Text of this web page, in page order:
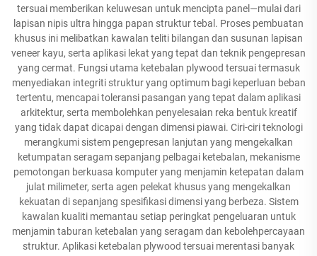
tersuai memberikan keluwesan untuk mencipta panel—mulai dari
lapisan nipis ultra hingga papan struktur tebal. Proses pembuatan
khusus ini melibatkan kawalan teliti bilangan dan susunan lapisan
veneer kayu, serta aplikasi lekat yang tepat dan teknik pengepresan
yang cermat. Fungsi utama ketebalan plywood tersuai termasuk
menyediakan integriti struktur yang optimum bagi keperluan beban
tertentu, mencapai toleransi pasangan yang tepat dalam aplikasi
arkitektur, serta membolehkan penyelesaian reka bentuk kreatif
yang tidak dapat dicapai dengan dimensi piawai. Ciri-ciri teknologi
merangkumi sistem pengepresan lanjutan yang mengekalkan
ketumpatan seragam sepanjang pelbagai ketebalan, mekanisme
pemotongan berkuasa komputer yang menjamin ketepatan dalam
julat milimeter, serta agen pelekat khusus yang mengekalkan
kekuatan di sepanjang spesifikasi dimensi yang berbeza. Sistem
kawalan kualiti memantau setiap peringkat pengeluaran untuk
menjamin taburan ketebalan yang seragam dan kebolehpercayaan
struktur. Aplikasi ketebalan plywood tersuai merentasi banyak